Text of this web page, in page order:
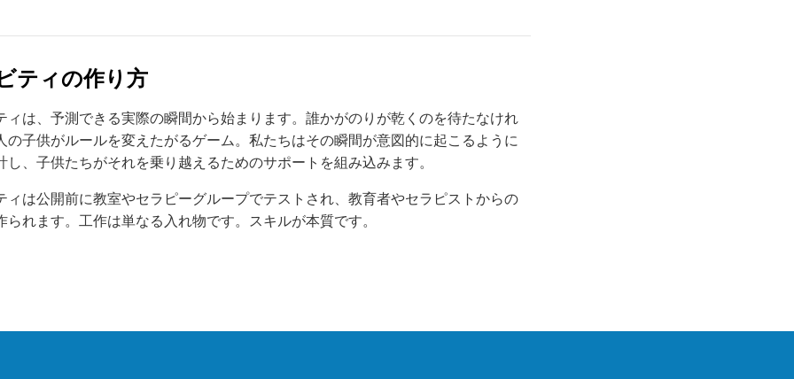
ティの作り方
ィは、予測できる実際の瞬間から始まります。誰かがのりが乾くのを待たなけれ
の子供がルールを変えたがるゲーム。私たちはその瞬間が意図的に起こるように
、子供たちがそれを乗り越えるためのサポートを組み込みます。
ィは公開前に教室やセラピーグループでテストされ、教育者やセラピストからの
れます。工作は単なる入れ物です。スキルが本質です。